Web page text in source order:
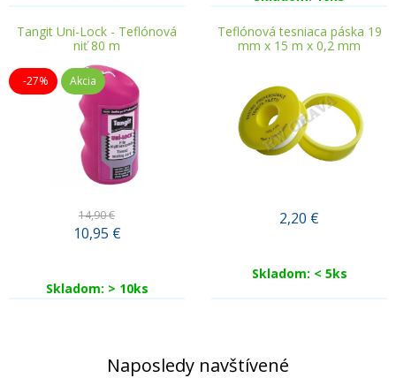
Tangit Uni-Lock - Teflónová
niť 80 m
-27% Akcia
14,90 €
10,95 €
Skladom: > 10ks
Teflónová tesniaca páska 19
mm x 15 m x 0,2 mm
2,20 €
Skladom: < 5ks
Naposledy navštívené